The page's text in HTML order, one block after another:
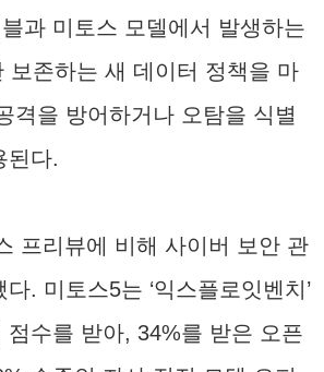
과 미토스 모델에서 발생하는
보존하는 새 데이터 정책을 마
격을 방어하거나 오탐을 식별
된다.
프리뷰에 비해 사이버 보안 관
. 미토스5는 ‘익스플로잇벤치’
점수를 받아, 34%를 받은 오픈